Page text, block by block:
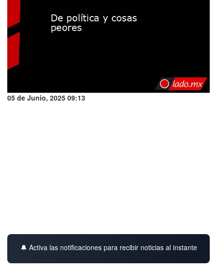
05 de Junio, 2025 09:13
🔔 Activa las notificaciones para recibir noticias al instante